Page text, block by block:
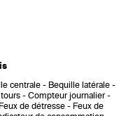
centrale
Bequille latérale
Compteur journalier
Feux de détresse
Feux de